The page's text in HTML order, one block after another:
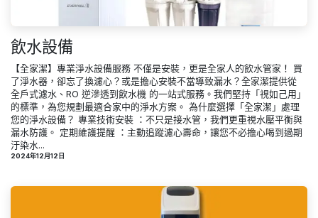
飲水設備
【全家潔】專業淨水設備服務 不僅是安裝，更是全家人的飲水管家！ 買
了淨水器，卻忘了換濾心？或是擔心安裝不當導致漏水？全家潔提供從
全戶式濾水、RO 逆滲透到飲水機 的一站式服務。我們堅持「視如己用」
的標準，為您規劃最適合家中的淨水方案。 為什麼選擇「全家潔」處理
您的淨水設備？ 專業技術安裝 ：不只是接水管，我們更重視水壓平衡與
漏水防護。 定期維護提醒 ：主動追蹤濾心壽命，讓您不必擔心喝到過期
汙染水...
2024年12月12日